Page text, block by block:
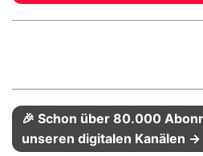
🎉 Schon über 80.000
unseren digitalen Kanälen →